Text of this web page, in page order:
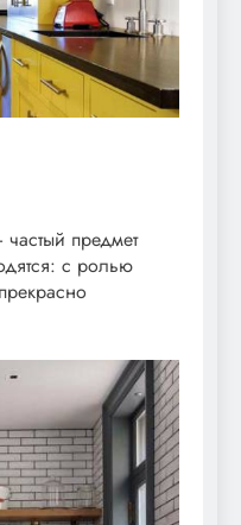
предмет
с ролью